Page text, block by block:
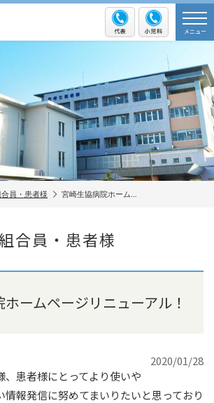
メニュー
員・患者様 宮崎生協病院ホーム…
合員・患者様
ームページリニューアル！
2020/01/28
、患者様にとってより使いや
情報発信に努めてまいりたいと思っており